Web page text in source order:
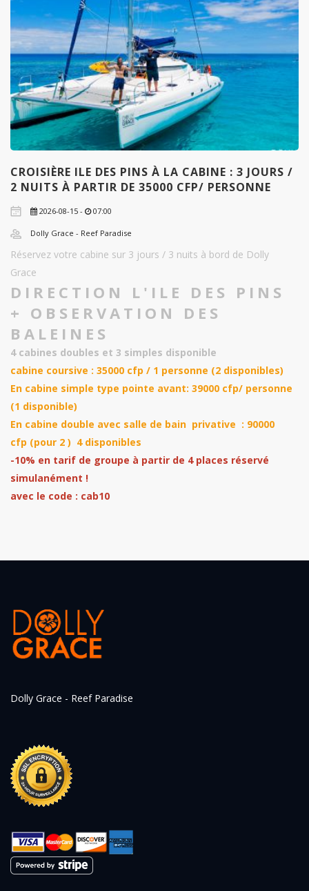
CROISIÈRE ILE DES PINS À LA CABINE : 3 JOURS /
2 NUITS À PARTIR DE 35000 CFP/ PERSONNE
2026-08-15 - 07:00
Dolly Grace - Reef Paradise
Réservez votre cabine sur 3 jours / 3 nuits à bord de Dolly
Grace
DIRECTION L'ILE DES PINS
+ OBSERVATION DES
BALEINES
4 cabines doubles et 3 simples disponible
cabine coursive : 35000 cfp / 1 personne (2 disponibles)
En cabine simple type pointe avant: 39000 cfp/ personne
(1 disponible)
En cabine double avec salle de bain privative : 90000
cfp (pour 2 ) 4 disponibles
-10% en tarif de groupe à partir de 4 places réservé
simulanément !
avec le code : cab10
Dolly Grace - Reef Paradise